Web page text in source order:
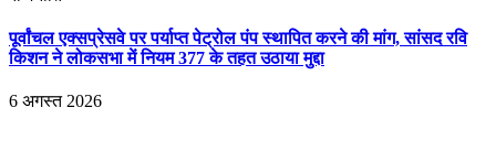
पूर्वांचल एक्सप्रेसवे पर पर्याप्त पेट्रोल पंप स्थापित करने की मांग, सांसद रवि
किशन ने लोकसभा में नियम 377 के तहत उठाया मुद्दा
6 अगस्त 2026